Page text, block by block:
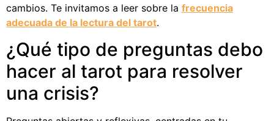
cambios. Te invitamos a leer sobre la frecuencia
adecuada de la lectura del tarot.
¿Qué tipo de preguntas debo
hacer al tarot para resolver
una crisis?